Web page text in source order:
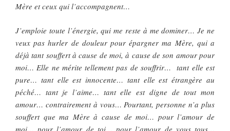
Mère et ceux qui l’accompagnent…
J’emploie toute l’énergie, qui me reste à me dominer… Je ne
veux pas hurler de douleur pour épargner ma Mère, qui a
déjà tant souffert à cause de moi, à cause de son amour pour
moi… Elle ne mérite tellement pas de souffrir… tant elle est
pure… tant elle est innocente… tant elle est étrangère au
péché… tant je l’aime… tant elle est digne de tout mon
amour… contrairement à vous… Pourtant, personne n’a plus
souffert que ma Mère à cause de moi… pour l’amour de
moi… pour l’amour de toi… pour l’amour de vous tous…